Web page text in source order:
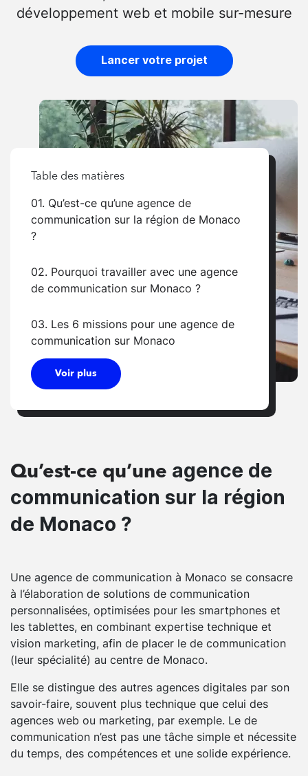
développement web et mobile sur-mesure
Lancer votre projet
Table des matières
01. Qu’est-ce qu’une agence de
communication sur la région de Monaco
?
02. Pourquoi travailler avec une agence
de communication sur Monaco ?
03. Les 6 missions pour une agence de
communication sur Monaco
Voir plus
Qu’est-ce qu’une agence de
communication sur la région
de Monaco ?
Une agence de communication à Monaco se consacre
à l’élaboration de solutions de communication
personnalisées, optimisées pour les smartphones et
les tablettes, en combinant expertise technique et
vision marketing, afin de placer le de communication
(leur spécialité) au centre de Monaco.
Elle se distingue des autres agences digitales par son
savoir-faire, souvent plus technique que celui des
agences web ou marketing, par exemple. Le de
communication n’est pas une tâche simple et nécessite
du temps, des compétences et une solide expérience.